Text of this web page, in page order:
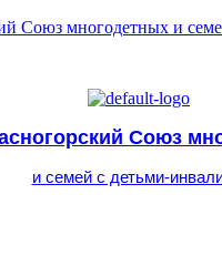
Союз многодетных и
Союз
и семей с детьми-